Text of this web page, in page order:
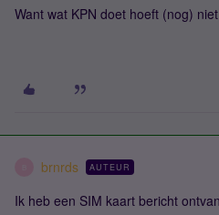
Want wat KPN doet hoeft (nog)
brnrds AUTEUR
Ik heb een SIM kaart bericht